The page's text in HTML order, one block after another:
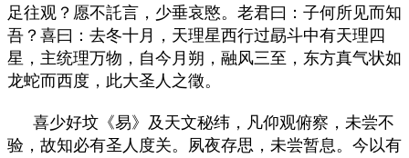
足往观？愿不託言，少垂哀愍。老君曰：子何所见而知
吾？喜曰：去冬十月，天理星西行过勗斗中有天理四
星，主统理万物，自今月朔，融风三至，东方真气状如
龙蛇而西度，此大圣人之徵。
喜少好坟《易》及天文秘纬，凡仰观俯察，未尝不
验，故知必有圣人度关。夙夜存思，未尝暂息。今以有